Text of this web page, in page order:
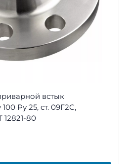
встык
Ру 25, ст. 09Г2С,
12821-80